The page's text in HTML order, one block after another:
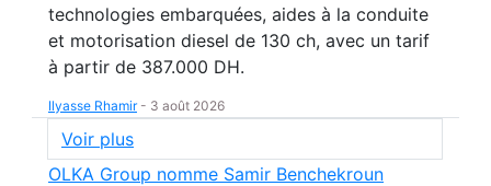
technologies embarquées, aides à la conduite
et motorisation diesel de 130 ch, avec un tarif
à partir de 387.000 DH.
Ilyasse Rhamir- 3 août 2026
Voir plus
OLKA Group nomme Samir Benchekroun